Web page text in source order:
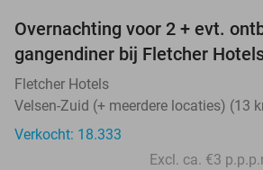
Overnachting voor 2 + evt.
gangendiner bij Fletcher
Fletcher Hotels
Velsen-Zuid (+ meerdere locaties) (13
Verkocht: 18.333
Excl. ca. €3